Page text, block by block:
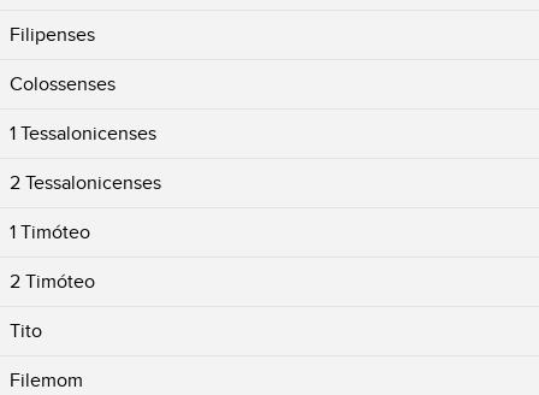
Filipenses
Colossenses
1 Tessalonicenses
2 Tessalonicenses
1 Timóteo
2 Timóteo
Tito
Filemom